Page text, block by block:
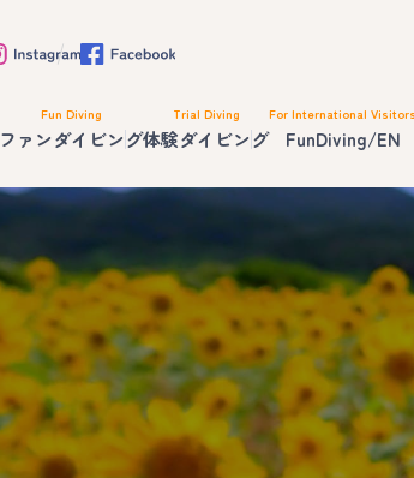
Fun Diving
ファンダイビング
Trial Diving
体験ダイビング
For International Visitors
FunDiving/EN